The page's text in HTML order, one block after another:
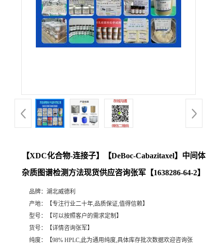
【XDC化合物-连接子】【DeBoc-Cabazitaxel】中间体
杂质图谱检测方法现货供应咨询张军【1638286-64-2】
品牌： 湖北威德利
产地：
【专注行业二十年,品质保证,值得信赖】
型号：
【可以按照客户的需求定制】
货号：
【详情咨询张军】
纯度：
【98% HPLC,此为通用纯度,具体库存批次数据欢迎咨询张